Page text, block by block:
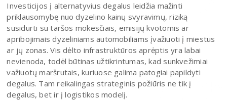
Investicijos į alternatyvius degalus leidžia mažinti
priklausomybę nuo dyzelino kainų svyravimų, riziką
susidurti su taršos mokesčiais, emisijų kvotomis ar
apribojimais dyzeliniams automobiliams įvažiuoti į miestus
ar jų zonas. Vis dėlto infrastruktūros aprėptis yra labai
nevienoda, todėl būtinas užtikrintumas, kad sunkvežimiai
važiuotų maršrutais, kuriuose galima patogiai papildyti
degalus. Tam reikalingas strateginis požiūris ne tik į
degalus, bet ir į logistikos modelį.